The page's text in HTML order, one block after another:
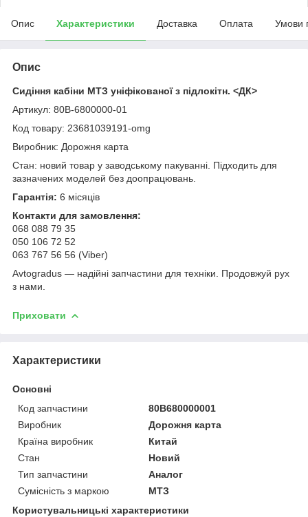
Опис Характеристики Доставка Оплата Умови
Опис
Сидіння кабіни МТЗ уніфікованої з підлокітн. <ДК>
Артикул: 80В-6800000-01
Код товару: 23681039191-omg
Виробник: Дорожня карта
Стан: новий товар у заводському пакуванні. Підходить для
зазначених моделей без доопрацювань.
Гарантія: 6 місяців
Контакти для замовлення:
068 088 79 35
050 106 72 52
063 767 56 56 (Viber)
Avtogradus — надійні запчастини для техніки. Продовжуй рух
з нами.
Приховати
Характеристики
Основні
Код запчастини
80В680000001
Виробник
Дорожня карта
Країна виробник
Китай
Стан
Новий
Тип запчастини
Аналог
Сумісність з маркою
МТЗ
Користувальницькі характеристики